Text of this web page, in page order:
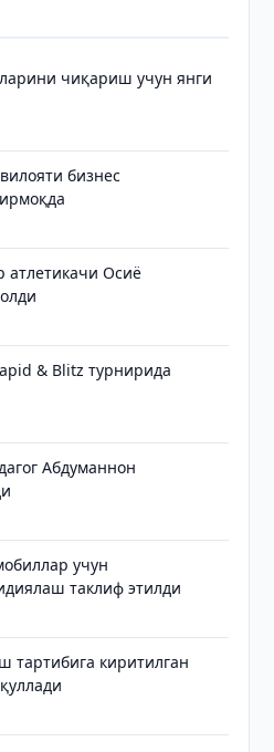
чиқариш учун янги
бизнес
атлетикачи Осиё
& Blitz турнирида
Абдуманнон
учун
таклиф этилди
тартибига киритилган